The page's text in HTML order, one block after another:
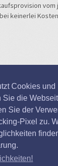
Cookies und
Sie die
Sie der
Pixel zu.
vom
keinerlei